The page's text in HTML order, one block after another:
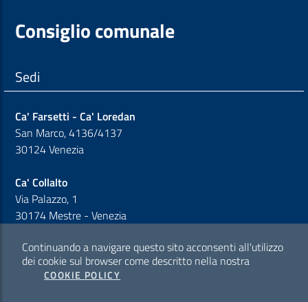
Consiglio comunale
Sedi
Ca' Farsetti - Ca' Loredan
San Marco, 4136/4137
30124 Venezia
Ca' Collalto
Via Palazzo, 1
30174 Mestre - Venezia
Sezione Link Policy
Cookie policy
Continuando a navigare questo sito acconsenti all'utilizzo
dei cookie sul browser come descritto nella nostra
COOKIE POLICY